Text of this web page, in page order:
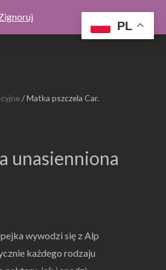
0
/ Matka pszczela Car.
unasienniona
wywodzi się z Alp
każdego rodzaju
PL